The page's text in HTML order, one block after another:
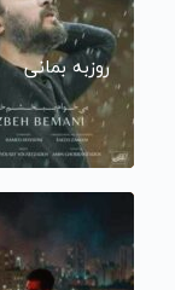
روزبه بمانی